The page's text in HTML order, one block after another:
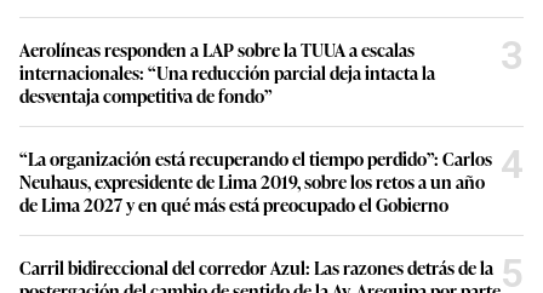
Aerolíneas responden a LAP sobre la TUUA a escalas
internacionales: “Una reducción parcial deja intacta la
desventaja competitiva de fondo”
3
“La organización está recuperando el tiempo perdido”: Carlos
Neuhaus, expresidente de Lima 2019, sobre los retos a un año
de Lima 2027 y en qué más está preocupado el Gobierno
4
Carril bidireccional del corredor Azul: Las razones detrás de la 5